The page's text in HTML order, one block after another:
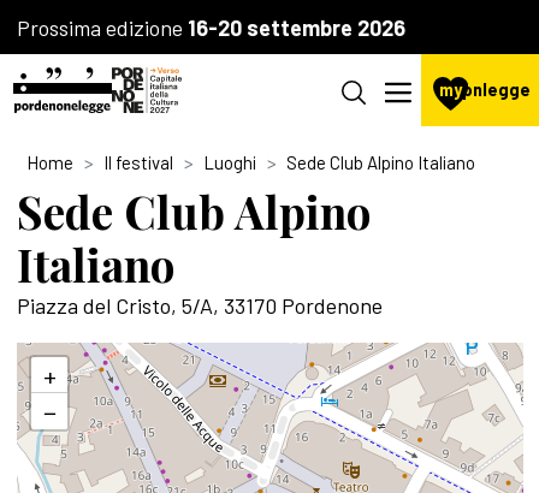
Prossima edizione 16-20 settembre 2026
mypnlegge
Home Il festival Luoghi Sede Club Alpino Italiano
Sede Club Alpino
Italiano
Piazza del Cristo, 5/A, 33170 Pordenone
+
−